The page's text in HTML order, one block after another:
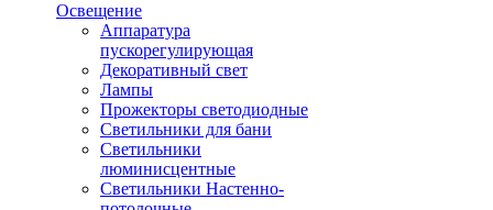
Освещение
Аппаратура
пускорегулирующая
Декоративный свет
Лампы
Прожекторы светодиодные
Светильники для бани
Светильники
люминисцентные
Светильники Настенно-